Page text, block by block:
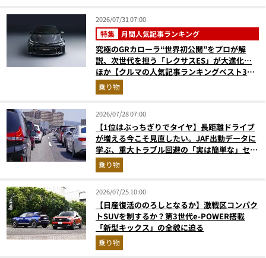
2026/07/31 07:00
特集 月間人気記事ランキング
究極のGRカローラ“世界初公開”をプロが解
説、次世代を担う「レクサスES」が大進化…
ほか【クルマの人気記事ランキングベスト3】
（2026年6月版）
乗り物
2026/07/28 07:00
【1位はぶっちぎりでタイヤ】長距離ドライブ
が増える今こそ見直したい。JAF出動データに
学ぶ、重大トラブル回避の「実は簡単な」セル
フメンテ術
乗り物
2026/07/25 10:00
【日産復活ののろしとなるか】激戦区コンパク
トSUVを制するか？第3世代e-POWER搭載
「新型キックス」の全貌に迫る
乗り物